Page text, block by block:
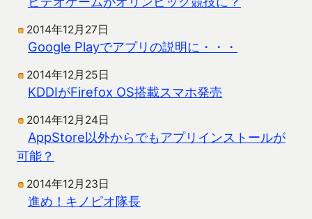
2014年12月27日
Google Playでアプリの説明に・・・
2014年12月25日
KDDIがFirefox OS搭載スマホ発売
2014年12月24日
AppStore以外からでもアプリインストールが
可能？
2014年12月23日
進め！キノピオ隊長